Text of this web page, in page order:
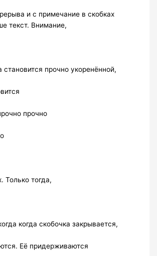
и с примечание в скобках
текст. Внимание,
становится прочно укоренённой,
прочно
Только тогда,
когда скобочка закрывается,
Её придерживаются